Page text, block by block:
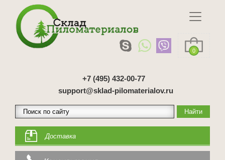
0
+7 (495) 432-00-77
support@sklad-pilomaterialov.ru
Доставка